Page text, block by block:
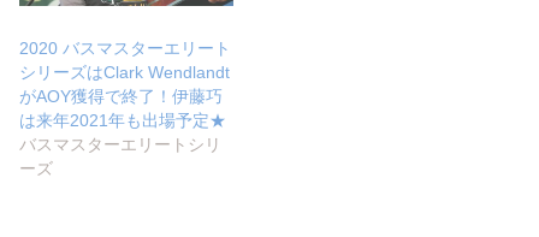
2020 バスマスターエリート
シリーズはClark Wendlandt
がAOY獲得で終了！伊藤巧
は来年2021年も出場予定★
バスマスターエリートシリ
ーズ